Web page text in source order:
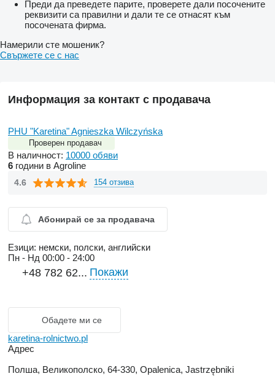
Преди да преведете парите, проверете дали посочените
реквизити са правилни и дали те се отнасят към
посочената фирма.
Намерили сте мошеник?
Свържете се с нас
Информация за контакт с продавача
PHU "Karetina" Agnieszka Wilczyńska
Проверен продавач
В наличност: 10000 обяви
6 години в Agroline
4.6 154 отзива
Абонирай се за продавача
Езици: немски, полски, английски
Пн - Нд 00:00 - 24:00
+48 782 62... Покажи
Обадете ми се
karetina-rolnictwo.pl
Адрес
Полша, Великополско, 64-330, Opalenica, Jastrzębniki